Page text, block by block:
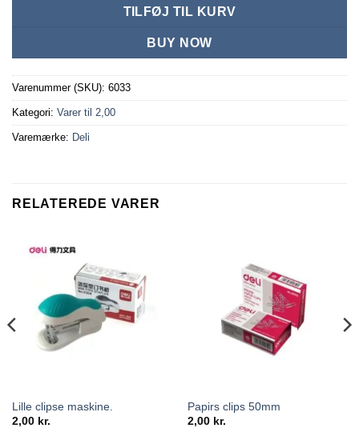
TILFØJ TIL KURV
BUY NOW
Varenummer (SKU): 6033
Kategori: Varer til 2,00
Varemærke: Deli
RELATEREDE VARER
Lille clipse maskine.
2,00 kr.
Papirs clips 50mm
2,00 kr.